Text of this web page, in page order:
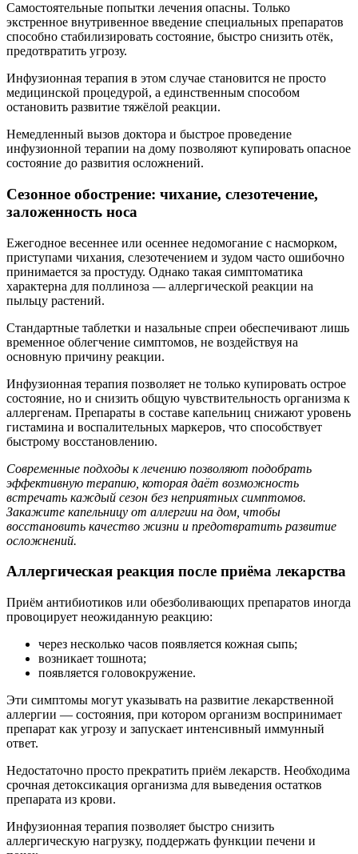
Самостоятельные попытки лечения опасны. Только
экстренное внутривенное введение специальных препаратов
способно стабилизировать состояние, быстро снизить отёк,
предотвратить угрозу.
Инфузионная терапия в этом случае становится не просто
медицинской процедурой, а единственным способом
остановить развитие тяжёлой реакции.
Немедленный вызов доктора и быстрое проведение
инфузионной терапии на дому позволяют купировать опасное
состояние до развития осложнений.
Сезонное обострение: чихание, слезотечение,
заложенность носа
Ежегодное весеннее или осеннее недомогание с насморком,
приступами чихания, слезотечением и зудом часто ошибочно
принимается за простуду. Однако такая симптоматика
характерна для поллиноза — аллергической реакции на
пыльцу растений.
Стандартные таблетки и назальные спреи обеспечивают лишь
временное облегчение симптомов, не воздействуя на
основную причину реакции.
Инфузионная терапия позволяет не только купировать острое
состояние, но и снизить общую чувствительность организма к
аллергенам. Препараты в составе капельниц снижают уровень
гистамина и воспалительных маркеров, что способствует
быстрому восстановлению.
Современные подходы к лечению позволяют подобрать
эффективную терапию, которая даёт возможность
встречать каждый сезон без неприятных симптомов.
Закажите капельницу от аллергии на дом, чтобы
восстановить качество жизни и предотвратить развитие
осложнений.
Аллергическая реакция после приёма лекарства
Приём антибиотиков или обезболивающих препаратов иногда
провоцирует неожиданную реакцию:
через несколько часов появляется кожная сыпь;
возникает тошнота;
появляется головокружение.
Эти симптомы могут указывать на развитие лекарственной
аллергии — состояния, при котором организм воспринимает
препарат как угрозу и запускает интенсивный иммунный
ответ.
Недостаточно просто прекратить приём лекарств. Необходима
срочная детоксикация организма для выведения остатков
препарата из крови.
Инфузионная терапия позволяет быстро снизить
аллергическую нагрузку, поддержать функции печени и